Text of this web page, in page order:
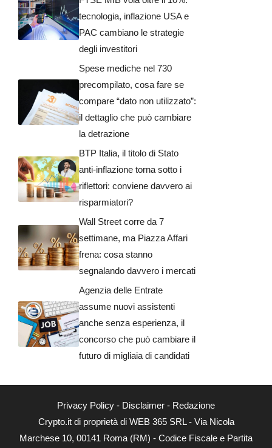
tecnologia, inflazione USA e
PAC cambiano le strategie
degli investitori
Spese mediche nel 730
precompilato, cosa fare se
compare “dato non utilizzato”:
il dettaglio che può cambiare
la detrazione
BTP Italia, il titolo di Stato
anti-inflazione torna sotto i
riflettori: conviene davvero ai
risparmiatori?
Wall Street corre da 7
settimane, ma Piazza Affari
frena: cosa stanno
segnalando davvero i mercati
Agenzia delle Entrate
assume nuovi assistenti
anche senza esperienza, il
concorso che può cambiare il
futuro di migliaia di candidati
Privacy Policy - Disclaimer - Redazione
Crypto.it di proprietà di WEB 365 SRL - Via Nicola
Marchese 10, 00141 Roma (RM) - Codice Fiscale e Partita